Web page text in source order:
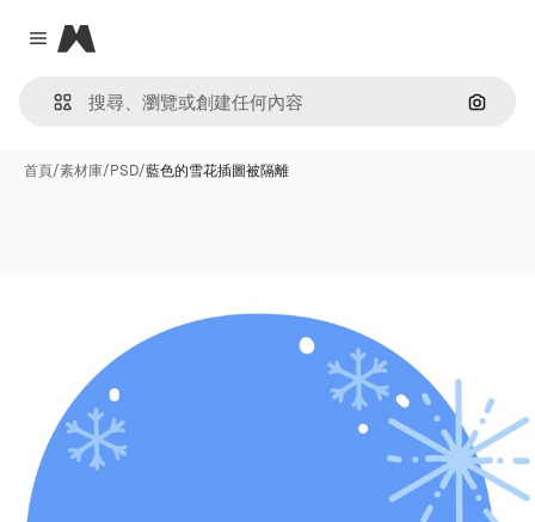
Close menu
Magnific
通過圖
首頁/素材庫/PSD/藍色的雪花插圖被隔離